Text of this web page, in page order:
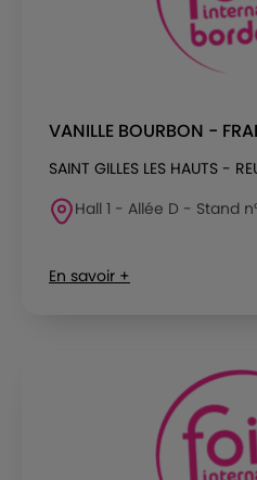
VANILLE BOURBON -
SAINT GILLES LES HAUTS -
Hall 1 - Allée D - Stand
En savoir +